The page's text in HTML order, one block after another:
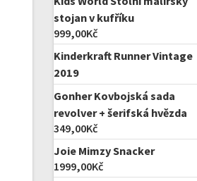
stojan v kufříku
999,00Kč
Kinderkraft Runner Vintage
2019
Gonher Kovbojská sada
revolver + šerifská hvězda
349,00Kč
Joie Mimzy Snacker
1999,00Kč